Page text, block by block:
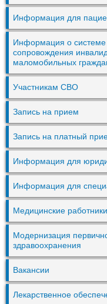
Информация для
Информация о системе
сопровождения
маломобильных
Участникам СВО
Запись на прием
Запись на платный
Информация для
Информация для
Медицинские работники
Модернизация
здравоохранения
Вакансии
Лекарственное